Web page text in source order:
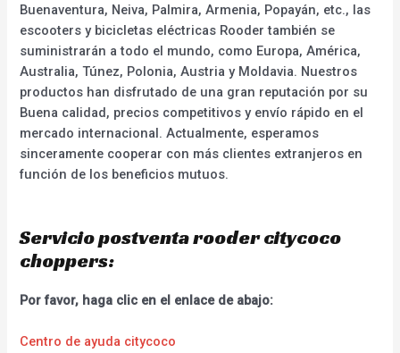
Buenaventura, Neiva, Palmira, Armenia, Popayán, etc., las
escooters y bicicletas eléctricas Rooder también se
suministrarán a todo el mundo, como Europa, América,
Australia, Túnez, Polonia, Austria y Moldavia. Nuestros
productos han disfrutado de una gran reputación por su
Buena calidad, precios competitivos y envío rápido en el
mercado internacional. Actualmente, esperamos
sinceramente cooperar con más clientes extranjeros en
función de los beneficios mutuos.
Servicio postventa rooder citycoco
choppers:
Por favor, haga clic en el enlace de abajo:
Centro de ayuda citycoco